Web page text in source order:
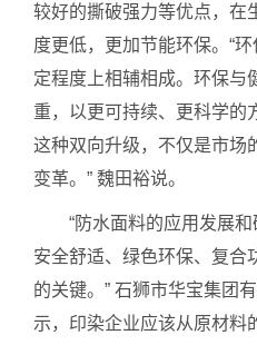
较好的撕破强力等优点，在
度更低，更加节能环保。“
定程度上相辅相成。环保与
重，以更可持续、更科学的
这种双向升级，不仅是市场
变革。” 魏田裕说。
“防水面料的应用发展
安全舒适、绿色环保、复合
的关键。” 石狮市华宝集团
示，印染企业应该从原材料